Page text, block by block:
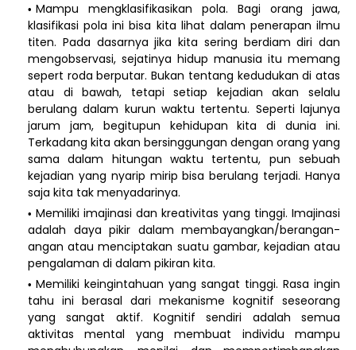
Mampu mengklasifikasikan pola. Bagi orang jawa,
klasifikasi pola ini bisa kita lihat dalam penerapan ilmu
titen. Pada dasarnya jika kita sering berdiam diri dan
mengobservasi, sejatinya hidup manusia itu memang
sepert roda berputar. Bukan tentang kedudukan di atas
atau di bawah, tetapi setiap kejadian akan selalu
berulang dalam kurun waktu tertentu. Seperti lajunya
jarum jam, begitupun kehidupan kita di dunia ini.
Terkadang kita akan bersinggungan dengan orang yang
sama dalam hitungan waktu tertentu, pun sebuah
kejadian yang nyarip mirip bisa berulang terjadi. Hanya
saja kita tak menyadarinya.
Memiliki imajinasi dan kreativitas yang tinggi. Imajinasi
adalah daya pikir dalam membayangkan/berangan-
angan atau menciptakan suatu gambar, kejadian atau
pengalaman di dalam pikiran kita.
Memiliki keingintahuan yang sangat tinggi. Rasa ingin
tahu ini berasal dari mekanisme kognitif seseorang
yang sangat aktif. Kognitif sendiri adalah semua
aktivitas mental yang membuat individu mampu